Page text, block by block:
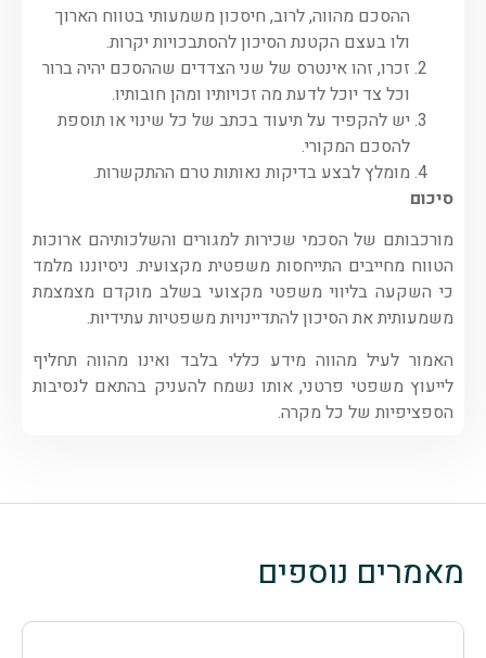
ההסכם מהווה, לרוב, חיסכון משמעותי בטווח הארוך
ולו בעצם הקטנת הסיכון להסתבכויות יקרות.
זכרו, זהו אינטרס של שני הצדדים שההסכם יהיה ברור
וכל צד יוכל לדעת מה זכויותיו ומהן חובותיו.
יש להקפיד על תיעוד בכתב של כל שינוי או תוספת
להסכם המקורי.
מומלץ לבצע בדיקות נאותות טרם ההתקשרות.
סיכום
מורכבותם של הסכמי שכירות למגורים והשלכותיהם ארוכות
הטווח מחייבים התייחסות משפטית מקצועית. ניסיוננו מלמד
כי השקעה בליווי משפטי מקצועי בשלב מוקדם מצמצמת
משמעותית את הסיכון להתדיינויות משפטיות עתידיות.
האמור לעיל מהווה מידע כללי בלבד ואינו מהווה תחליף
לייעוץ משפטי פרטני, אותו נשמח להעניק בהתאם לנסיבות
הספציפיות של כל מקרה.
מאמרים נוספים